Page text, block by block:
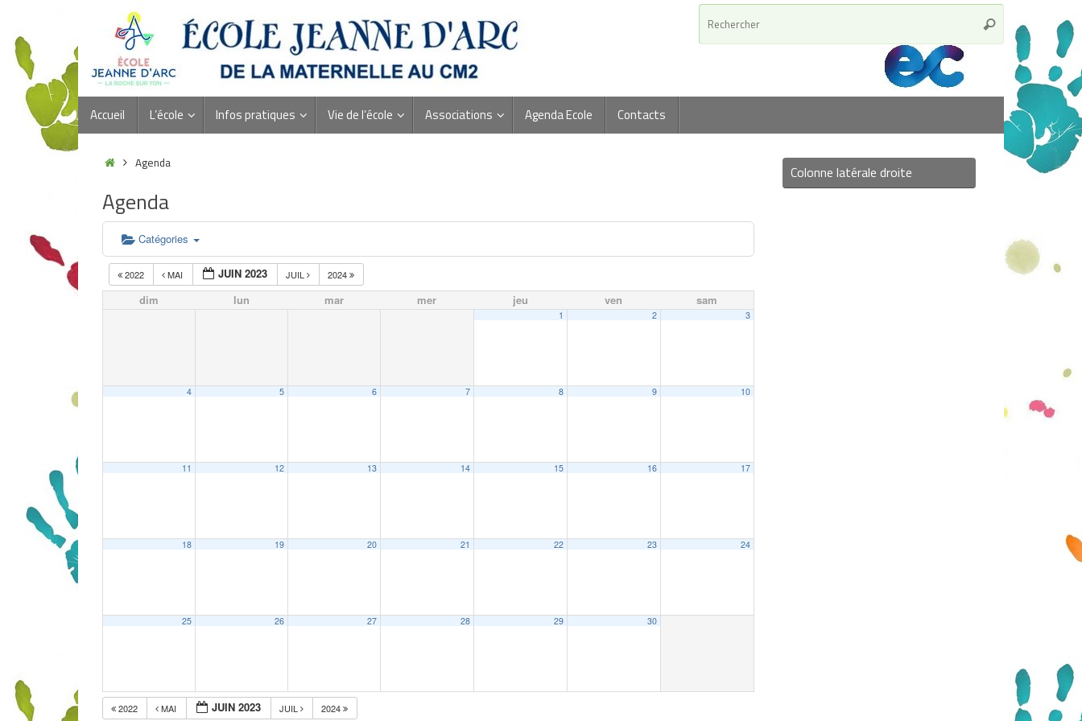
Accueil L’école Infos pratiques Vie de l’école Associations Agenda Ecole Contacts
Agenda
Agenda
Catégories
2022 MAI JUIN 2023 JUIL 2024
dim lun mar mer jeu ven sam
1 2 3
4 5 6 7 8 9 10
11 12 13 14 15 16 17
18 19 20 21 22 23 24
25 26 27 28 29 30
2022 MAI JUIN 2023 JUIL 2024
Colonne latérale droite